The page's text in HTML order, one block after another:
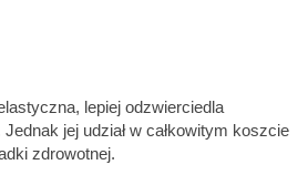
lepiej odzwierciedla
jej udział w całkowitym koszcie
zdrowotnej.